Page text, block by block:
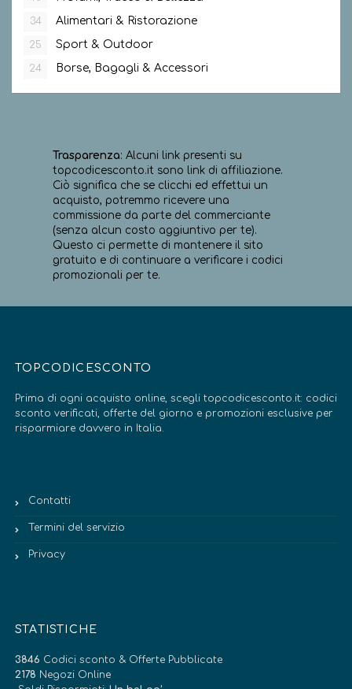
34 Alimentari & Ristorazione
25 Sport & Outdoor
24 Borse, Bagagli & Accessori
Trasparenza: Alcuni link presenti su
topcodicesconto.it sono link di affiliazione.
Ciò significa che se clicchi ed effettui un
acquisto, potremmo ricevere una
commissione da parte del commerciante
(senza alcun costo aggiuntivo per te).
Questo ci permette di mantenere il sito
gratuito e di continuare a verificare i codici
promozionali per te.
TOPCODICESCONTO
Prima di ogni acquisto online, scegli topcodicesconto.it: codici
sconto verificati, offerte del giorno e promozioni esclusive per
risparmiare davvero in Italia.
Contatti
Termini del servizio
Privacy
STATISTICHE
3846 Codici sconto & Offerte Pubblicate
2178 Negozi Online